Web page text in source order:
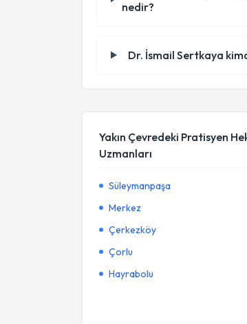
nedir?
Dr. İsmail Sertkaya
Yakın Çevredeki Pratisyen
Uzmanları
Süleymanpaşa
Merkez
Çerkezköy
Çorlu
Hayrabolu